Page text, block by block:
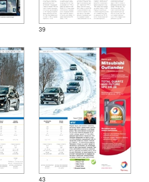
39
43